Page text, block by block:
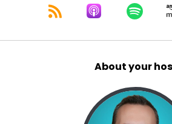
About your